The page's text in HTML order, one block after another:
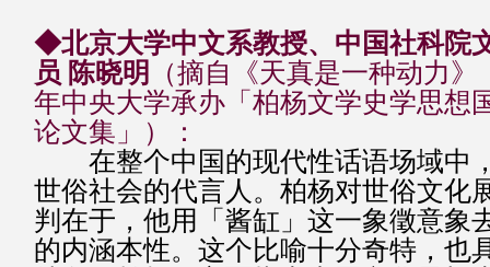
◆北京大学中文系教授、中国社科院
员 陈晓明
（摘自《天真是一种动力
年中央大学承办「柏杨文学史学思想
论文集」）：
在整个中国的现代性话语场域中
世俗社会的代言人。柏杨对世俗文化
判在于，他用「酱缸」这一象徵意象
的内涵本性。这个比喻十分奇特，也